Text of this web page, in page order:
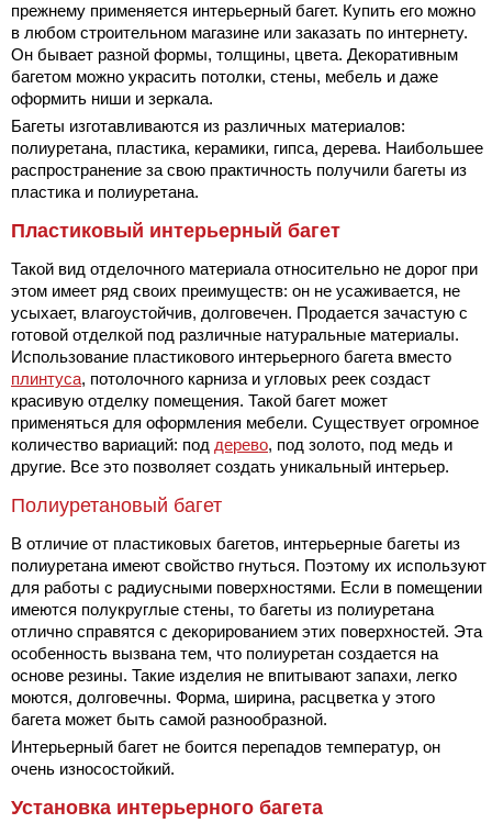
прежнему применяется интерьерный багет. Купить его можно
в любом строительном магазине или заказать по интернету.
Он бывает разной формы, толщины, цвета. Декоративным
багетом можно украсить потолки, стены, мебель и даже
оформить ниши и зеркала.
Багеты изготавливаются из различных материалов:
полиуретана, пластика, керамики, гипса, дерева. Наибольшее
распространение за свою практичность получили багеты из
пластика и полиуретана.
Пластиковый интерьерный багет
Такой вид отделочного материала относительно не дорог при
этом имеет ряд своих преимуществ: он не усаживается, не
усыхает, влагоустойчив, долговечен. Продается зачастую с
готовой отделкой под различные натуральные материалы.
Использование пластикового интерьерного багета вместо
плинтуса, потолочного карниза и угловых реек создаст
красивую отделку помещения. Такой багет может
применяться для оформления мебели. Существует огромное
количество вариаций: под дерево, под золото, под медь и
другие. Все это позволяет создать уникальный интерьер.
Полиуретановый багет
В отличие от пластиковых багетов, интерьерные багеты из
полиуретана имеют свойство гнуться. Поэтому их используют
для работы с радиусными поверхностями. Если в помещении
имеются полукруглые стены, то багеты из полиуретана
отлично справятся с декорированием этих поверхностей. Эта
особенность вызвана тем, что полиуретан создается на
основе резины. Такие изделия не впитывают запахи, легко
моются, долговечны. Форма, ширина, расцветка у этого
багета может быть самой разнообразной.
Интерьерный багет не боится перепадов температур, он
очень износостойкий.
Установка интерьерного багета